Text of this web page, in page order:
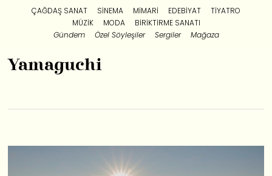
ÇAĞDAŞ SANAT SINEMA MIMARI EDEBIYAT
TIYATRO
MÜZIK
MODA
BIRIKTIRME SANATI
Gündem
Özel Söyleşiler Sergiler Mağaza
Yamaguchi